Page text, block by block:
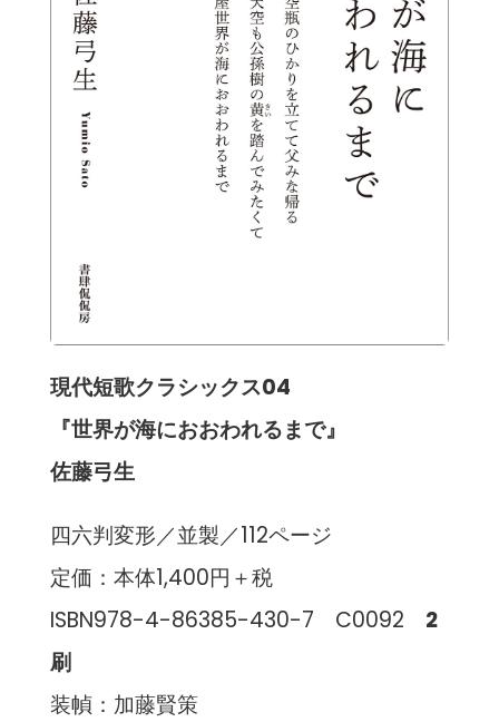
現代短歌クラシックス04
『世界が海におおわれるまで』
佐藤弓生
四六判変形／並製／112ページ
定価：本体1,400円＋税
ISBN978-4-86385-430-7 C0092 2
刷
装幀：加藤賢策